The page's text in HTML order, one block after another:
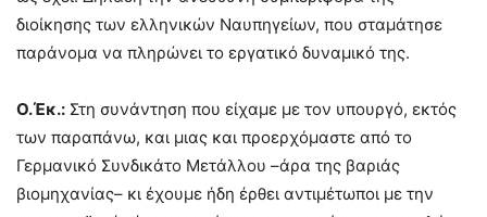
διοίκησης των ελληνικών Ναυπηγείων, που σταμάτησε
παράνομα να πληρώνει το εργατικό δυναμικό της.
Ο.Έκ.: Στη συνάντηση που είχαμε με τον υπουργό, εκτός
των παραπάνω, και μιας και προερχόμαστε από το
Γερμανικό Συνδικάτο Μετάλλου –άρα της βαριάς
βιομηχανίας– κι έχουμε ήδη έρθει αντιμέτωποι με την